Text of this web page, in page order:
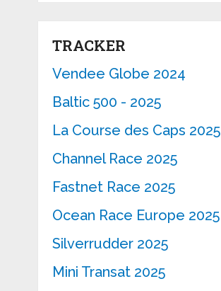
TRACKER
Vendee Globe 2024
Baltic 500 - 2025
La Course des Caps 2025
Channel Race 2025
Fastnet Race 2025
Ocean Race Europe 2025
Silverrudder 2025
Mini Transat 2025